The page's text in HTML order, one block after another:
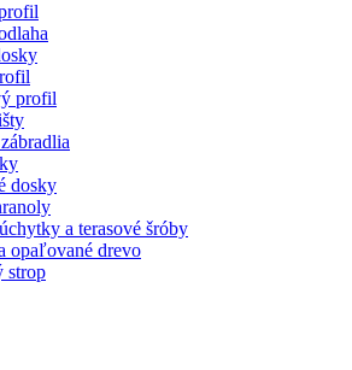
profil
dosky
a terasové šróby
opaľované drevo
strop